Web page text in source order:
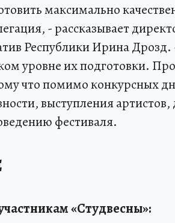
максимально
- рассказывает
Республики Ирина Дрозд.
уровне их подготовки.
что помимо конкурсных
выступления артистов,
фестиваля.
«Студвесны»: